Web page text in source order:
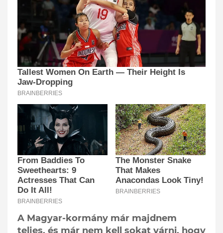
A Magyar-kormány már majdnem
teljes, és már nem kell sokat várni, hogy